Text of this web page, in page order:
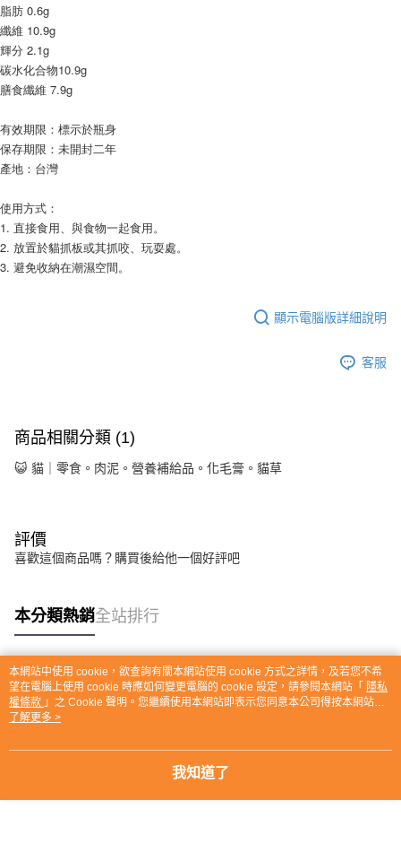
２．訂單成立數日內，您將收到繳費通知簡訊。
３．收到繳費通知簡訊後14天內，點擊此簡訊中的連結，可透過四大超商／
ATM／網路銀行／等多元方式進行付款，方視為交易完成。
※ 請注意：結帳手續完成當下不需立刻繳費，但若您需要取消訂單，請聯絡
購買商品的店家。未經商家同意取消之訂單仍視為有效，需透過AFTEE先享
後付繳納相關費用。
是否繳費成功／繳費後需取消欲退款等相關疑問，請聯繫「AFTEE先享後付
客戶支援中心」https://netprotections.freshdesk.com/support/home
【注意事項】
易，需依本服務之必要範圍內提供個人資料，並將交易相關給付款項請求債
２．關於個人資料處理事宜，請瀏覽以下網址：
https://aftee.tw/terms/#terms3
３．未成年的使用者請事先徵得法定代理人或監護人之同意方可使用
４．使用「AFTEE先享後付」時，將依據個別帳號之用戶狀況，依本公司即
５．嚴禁一人註冊多個帳號或使用他人資訊註冊。若發現惡意使用之情形，
每筆NT$360
宅配【偏遠地區-依黑貓物流所公告地區為主】
每筆NT$250
脂肪 0.6g
纖維 10.9g
輝分 2.1g
碳水化合物10.9g
膳食纖維 7.9g
有效期限：標示於瓶身
保存期限：未開封二年
產地：台灣
使用方式：
1. 直接食用、與食物一起食用。
2. 放置於貓抓板或其抓咬、玩耍處。
3. 避免收納在潮濕空間。
顯示電腦版詳細說明
客服
商品相關分類 (1)
😺 貓｜零食。肉泥。營養補給品。化毛膏。貓草
評價
喜歡這個商品嗎？購買後給他一個好評吧
本分類熱銷全站排行
熱門標籤
本網站中使用 cookie，欲查詢有關本網站使用 cookie 方式之詳情，及若您不希
望在電腦上使用 cookie 時應如何變更電腦的 cookie 設定，請參閱本網站「 隱私
權條款 」之 Cookie 聲明。您繼續使用本網站即表示您同意本公司得按本網站使
用條款之 Cookie 聲明使用 cookie。
了解更多 >
我知道了